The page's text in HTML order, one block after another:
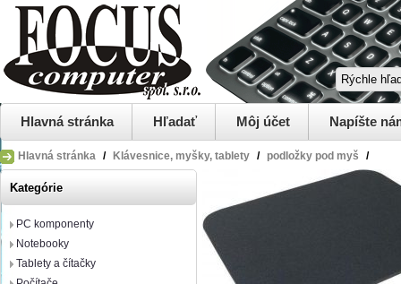
Hlavná stránka Hľadať Môj účet Napíšte
Hlavná stránka / Klávesnice, myšky, tablety / podložky pod myš /
Kategórie
PC komponenty
Notebooky
Tablety a čítačky